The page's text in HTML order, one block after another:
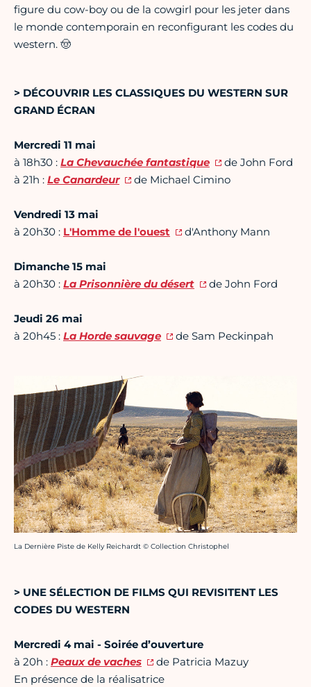
figure du cow-boy ou de la cowgirl pour les jeter dans
le monde contemporain en reconfigurant les codes du
western. 🤠
> DÉCOUVRIR LES CLASSIQUES DU WESTERN SUR
GRAND ÉCRAN
Mercredi 11 mai
à 18h30 : La Chevauchée fantastique
de John Ford
à 21h : Le Canardeur de Michael Cimino
Vendredi 13 mai
à 20h30 : L'Homme de l'ouest d'Anthony Mann
Dimanche 15 mai
à 20h30 : La Prisonnière du désert de John Ford
Jeudi 26 mai
à 20h45 : La Horde sauvage de Sam Peckinpah
Crédit photo :
La Dernière Piste de Kelly Reichardt © Collection Christophel
> UNE SÉLECTION DE FILMS QUI REVISITENT LES
CODES DU WESTERN
Mercredi 4 mai - Soirée d’ouverture
à 20h : Peaux de vaches
de Patricia Mazuy
En présence de la réalisatrice